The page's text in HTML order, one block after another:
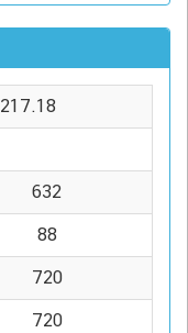
632
88
720
720